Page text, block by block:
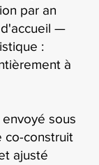
par an
—
:
à
sous
co-construit
ajusté